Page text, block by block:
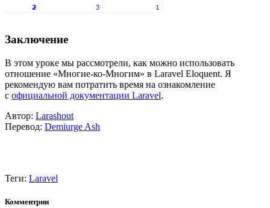
Заключение
В этом уроке мы рассмотрели, как можно использовать
отношение «Многие-ко-Многим» в Laravel Eloquent. Я
рекомендую вам потратить время на ознакомление
с официальной документации Laravel.
Автор: Larashout
Перевод: Demiurge Ash
Теги: Laravel
Комментрии